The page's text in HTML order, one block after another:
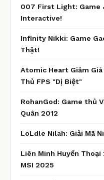
007 First Light: Game
Interactive!
Infinity Nikki: Game
Thật!
Atomic Heart Giảm Giá
Thủ FPS "Dị Biệt"
RohanGod: Game thủ
Quân 2012
LoLdle Nilah: Giải Mã
Liên Minh Huyền Thoại
MSI 2025